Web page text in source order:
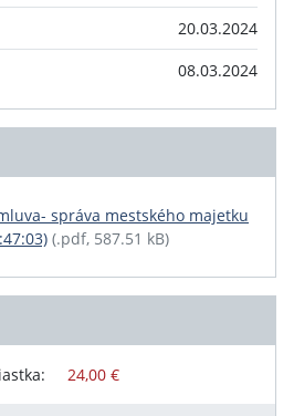
20.03.2024
08.03.2024
správa mestského majetku
(.pdf, 587.51 kB)
24,00 €